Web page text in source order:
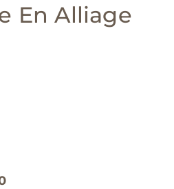
En Alliage